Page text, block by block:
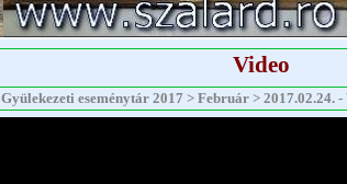
Video
Gyülekezeti eseménytár 2017 > Február > 2017.02.24.